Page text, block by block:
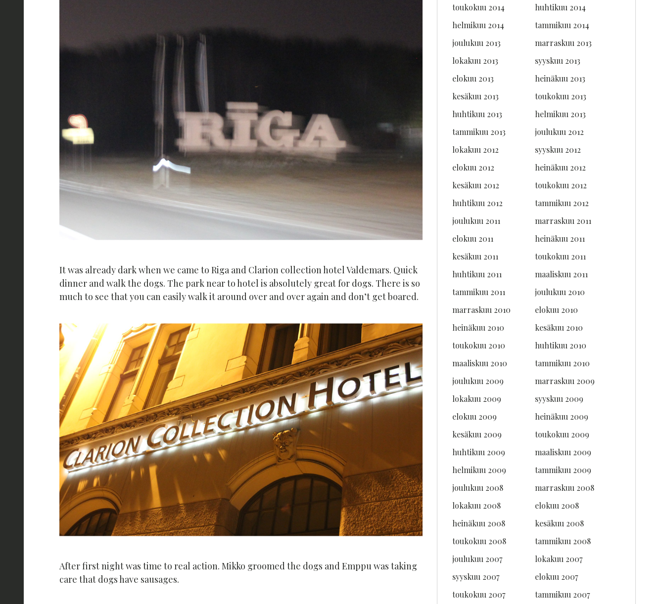
It was already dark when we came to Riga and Clarion collection hotel Valdemars. Quick
dinner and walk the dogs. The park near to hotel is absolutely great for dogs. There is so
much to see that you can easily walk it around over and over again and don’t get boared.
After first night was time to real action. Mikko groomed the dogs and Emppu was taking
care that dogs have sausages.
toukokuu 2014
huhtikuu 2014
helmikuu 2014
tammikuu 2014
joulukuu 2013
marraskuu 2013
lokakuu 2013
syyskuu 2013
elokuu 2013
heinäkuu 2013
kesäkuu 2013
toukokuu 2013
huhtikuu 2013
helmikuu 2013
tammikuu 2013
joulukuu 2012
lokakuu 2012
syyskuu 2012
elokuu 2012
heinäkuu 2012
kesäkuu 2012
toukokuu 2012
huhtikuu 2012
tammikuu 2012
joulukuu 2011
marraskuu 2011
elokuu 2011
heinäkuu 2011
kesäkuu 2011
toukokuu 2011
huhtikuu 2011
maaliskuu 2011
tammikuu 2011
joulukuu 2010
marraskuu 2010
elokuu 2010
heinäkuu 2010
kesäkuu 2010
toukokuu 2010
huhtikuu 2010
maaliskuu 2010
tammikuu 2010
joulukuu 2009
marraskuu 2009
lokakuu 2009
syyskuu 2009
elokuu 2009
heinäkuu 2009
kesäkuu 2009
toukokuu 2009
huhtikuu 2009
maaliskuu 2009
helmikuu 2009
tammikuu 2009
joulukuu 2008
marraskuu 2008
lokakuu 2008
elokuu 2008
heinäkuu 2008
kesäkuu 2008
toukokuu 2008
tammikuu 2008
joulukuu 2007
lokakuu 2007
syyskuu 2007
elokuu 2007
toukokuu 2007
tammikuu 2007